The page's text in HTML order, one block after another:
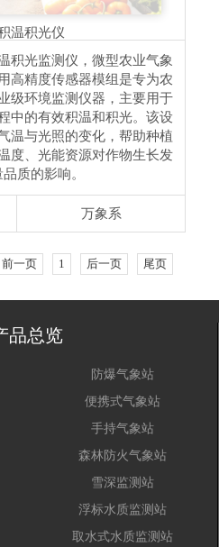
温积光仪
积光监测仪，微型农业气象
高精度传感器模组是专为农
级环境监测仪器，主要用于
中的有效积温和积光。该设
温与光照的变化，帮助种植
度、光能资源对作物生长发
质的影响。
万象系
前一页 1 后一页 尾页
品总览
防爆气象站
便携式气象站
手持气象站
森林防火气象站
雪深监测站
浮标水质监测站
取水式水质监测站